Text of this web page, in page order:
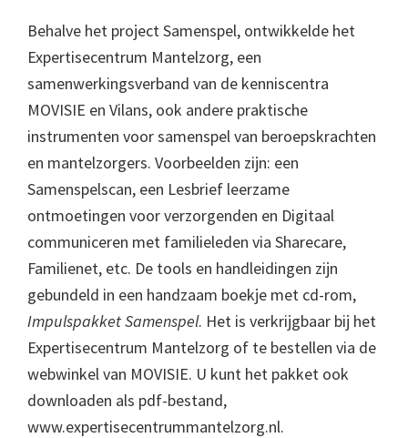
Behalve het project Samenspel, ontwikkelde het
Expertisecentrum Mantelzorg, een
samenwerkingsverband van de kenniscentra
MOVISIE en Vilans, ook andere praktische
instrumenten voor samenspel van beroepskrachten
en mantelzorgers. Voorbeelden zijn: een
Samenspelscan, een Lesbrief leerzame
ontmoetingen voor verzorgenden en Digitaal
communiceren met familieleden via Sharecare,
Familienet, etc. De tools en handleidingen zijn
gebundeld in een handzaam boekje met cd-rom,
Impulspakket Samenspel. Het is verkrijgbaar bij het
Expertisecentrum Mantelzorg of te bestellen via de
webwinkel van MOVISIE. U kunt het pakket ook
downloaden als pdf-bestand,
www.expertisecentrummantelzorg.nl.